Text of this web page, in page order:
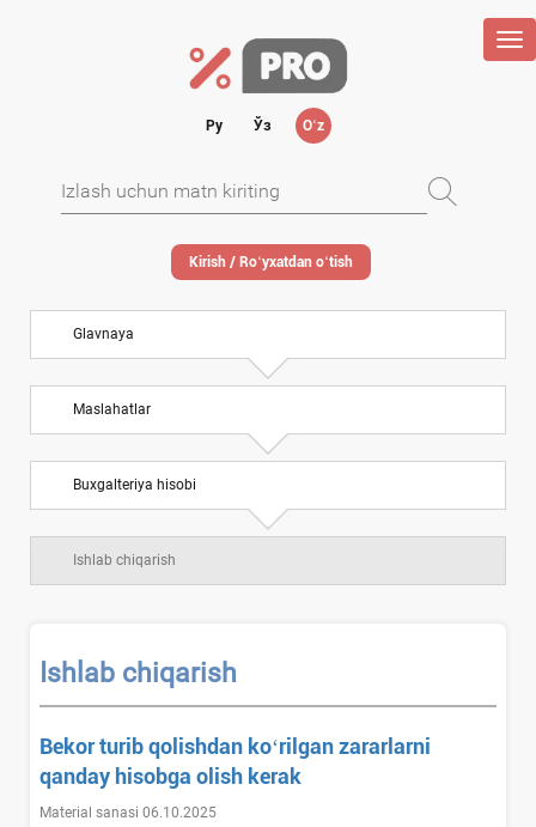
Ру Ўз Oʻz
Kirish / Roʻyхatdan oʻtish
Glavnaya
Maslahatlar
Buхgalteriya hisobi
Ishlab chiqarish
Ishlab chiqarish
Bekor turib qolishdan koʻrilgan zararlarni
qanday hisobga olish kerak
Material sanasi 06.10.2025